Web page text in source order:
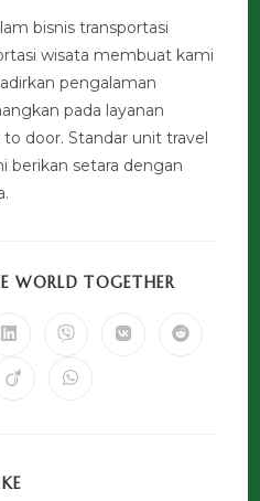
bisnis transportasi
wisata membuat kami
pengalaman
pada layanan
door. Standar unit travel
berikan setara dengan
WORLD TOGETHER